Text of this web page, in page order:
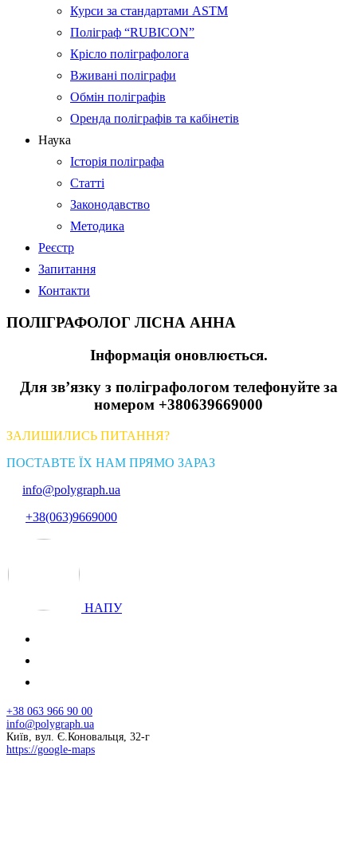
Курси за стандартами ASTM
Поліграф “RUBICON”
Крісло поліграфолога
Вживані поліграфи
Обмін поліграфів
Оренда поліграфів та кабінетів
Наука
Історія поліграфа
Статті
Законодавство
Методика
Реєстр
Запитання
Контакти
ПОЛІГРАФОЛОГ ЛІСНА АННА
Інформація оновлюється.
Для зв’язку з поліграфологом телефонуйте за
номером +380639669000
ЗАЛИШИЛИСЬ ПИТАННЯ?
ПОСТАВТЕ ЇХ НАМ ПРЯМО ЗАРАЗ
info@polygraph.ua
+38(063)9669000
НАПУ
+38 063 966 90 00
info@polygraph.ua
Київ, вул. Є.Коновальця, 32-г
https://google-maps